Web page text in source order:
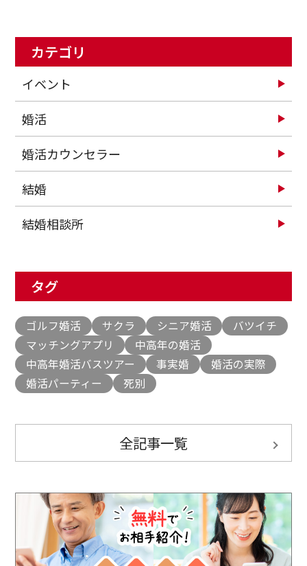
カテゴリ
イベント
婚活
婚活カウンセラー
結婚
結婚相談所
タグ
ゴルフ婚活 サクラ シニア婚活
バツイチ
マッチングアプリ
中高年の婚活
中高年婚活バスツアー
事実婚
婚活の実際
婚活パーティー
死別
全記事一覧